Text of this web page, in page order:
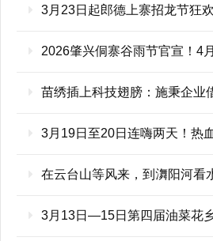
3月23日起郎德上寨招龙节狂
2026肇兴侗寨谷雨节官宣！4
苗绣插上科技翅膀：施秉企业
3月19日至20日连嗨两天！热
在云台山等风来，到㵲阳河看
3月13日—15日第四届油菜花